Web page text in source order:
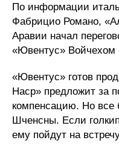
По информации
Фабрицио Романо,
Аравии начал
«Ювентус»
«Ювентус» готов
Наср» предложит за
компенсацию. Но все
Шченсны. Если
ему пойдут на